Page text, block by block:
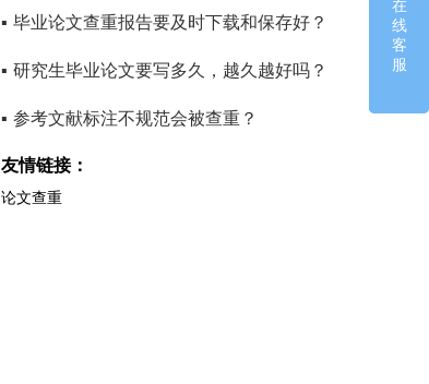
在
线
客
服
▪ 毕业论文查重报告要及时下载和保存好？
▪ 研究生毕业论文要写多久，越久越好吗？
▪ 参考文献标注不规范会被查重？
友情链接：
论文查重
在
线
客
服